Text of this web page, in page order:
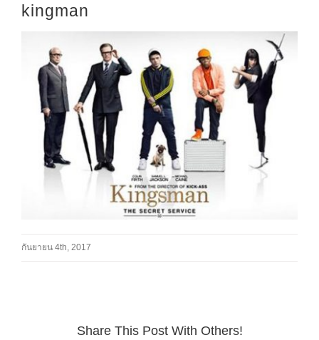
kingman
กันยายน 4th, 2017
Share This Post With Others!